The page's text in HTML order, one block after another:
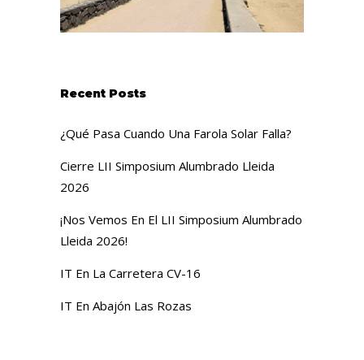
Recent Posts
¿Qué Pasa Cuando Una Farola Solar Falla?
Cierre LII Simposium Alumbrado Lleida
2026
¡Nos Vemos En El LII Simposium Alumbrado
Lleida 2026!
IT En La Carretera CV-16
IT En Abajón Las Rozas